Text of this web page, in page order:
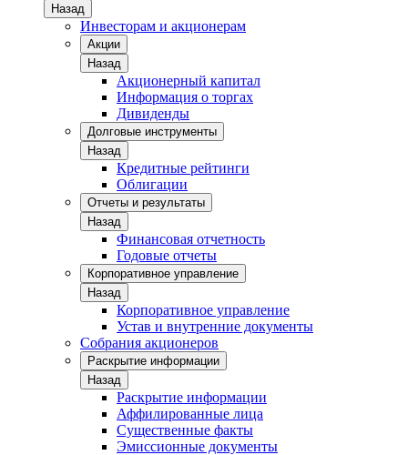
Назад
Инвесторам и акционерам
Акции
Назад
Акционерный капитал
Информация о торгах
Дивиденды
Долговые инструменты
Назад
Кредитные рейтинги
Облигации
Отчеты и результаты
Назад
Финансовая отчетность
Годовые отчеты
Корпоративное управление
Назад
Корпоративное управление
Устав и внутренние документы
Собрания акционеров
Раскрытие информации
Назад
Раскрытие информации
Аффилированные лица
Существенные факты
Эмиссионные документы